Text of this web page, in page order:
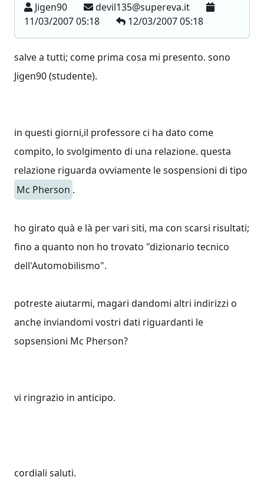
Jigen90
devil135@supereva.it
11/03/2007 05:18
12/03/2007 05:18
salve a tutti; come prima cosa mi presento. sono
Jigen90 (studente).
in questi giorni,il professore ci ha dato come
compito, lo svolgimento di una relazione. questa
relazione riguarda ovviamente le sospensioni di tipo
Mc Pherson .
ho girato quà e là per vari siti, ma con scarsi risultati;
fino a quanto non ho trovato "dizionario tecnico
dell'Automobilismo".
potreste aiutarmi, magari dandomi altri indirizzi o
anche inviandomi vostri dati riguardanti le
sopsensioni Mc Pherson?
vi ringrazio in anticipo.
cordiali saluti.